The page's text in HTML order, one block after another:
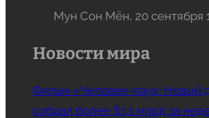
Мун Сон Мён, 20 сентября
Новости мира
Фильм «Человек-паук: Новый
собрал более $1,1 млрд за